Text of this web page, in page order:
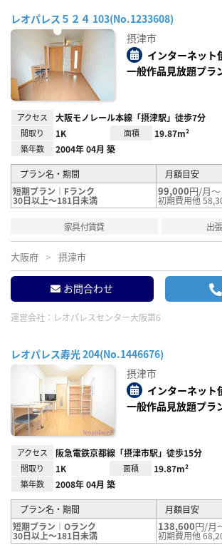
レオパレス５２４ 103(No.1233608)
摂津市
インターネット
一般作品見放題プラ
アクセス 大阪モノレール本線「摂津駅」徒歩7分
間取り 1K 面積 19.87m²
築年数 2004年 04月 築
プラン名・期間
月額目安
短期プラン｜Fランク
30日以上～181日未満
99,000円/月～
初期費用他
家具付賃貸 出
大阪府 摂津市
お問合わせ
運営会社： レオパレスセンター大阪第6
レオパレス寿光 204(No.1446676)
摂津市
インターネット
一般作品見放題プラ
アクセス 阪急電鉄京都線「摂津市駅」徒歩15分
間取り 1K 面積 19.87m²
築年数 2008年 04月 築
プラン名・期間
月額目安
短期プラン｜Oランク
30日以上～181日未満
138,600円/月
初期費用他